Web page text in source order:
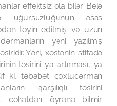
effektsiz ola bilər. Belə
əsas
təyin edilmiş və uzun
yeni yazılmış
Yəni, xəstənin istifadə
təsirini ya artırması, ya
ki, təbabət çoxludərman
qarşılıqlı təsirini
cəhətdən öyrənə bilmir